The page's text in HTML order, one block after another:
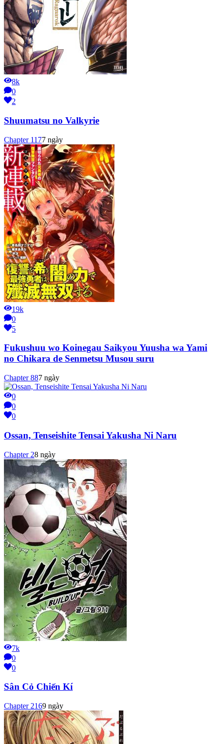
8k
0
2
Shuumatsu no Valkyrie
Chapter 1177 ngày
19k
0
5
Fukushuu wo Koinegau Saikyou Yuusha wa Yami
no Chikara de Senmetsu Musou suru
Chapter887 ngày
0
0
0
Ossan, Tenseishite Tensai Yakusha Ni Naru
Chapter 28 ngày
7k
0
0
Sân Cỏ Chiến Kí
Chapter 2169 ngày